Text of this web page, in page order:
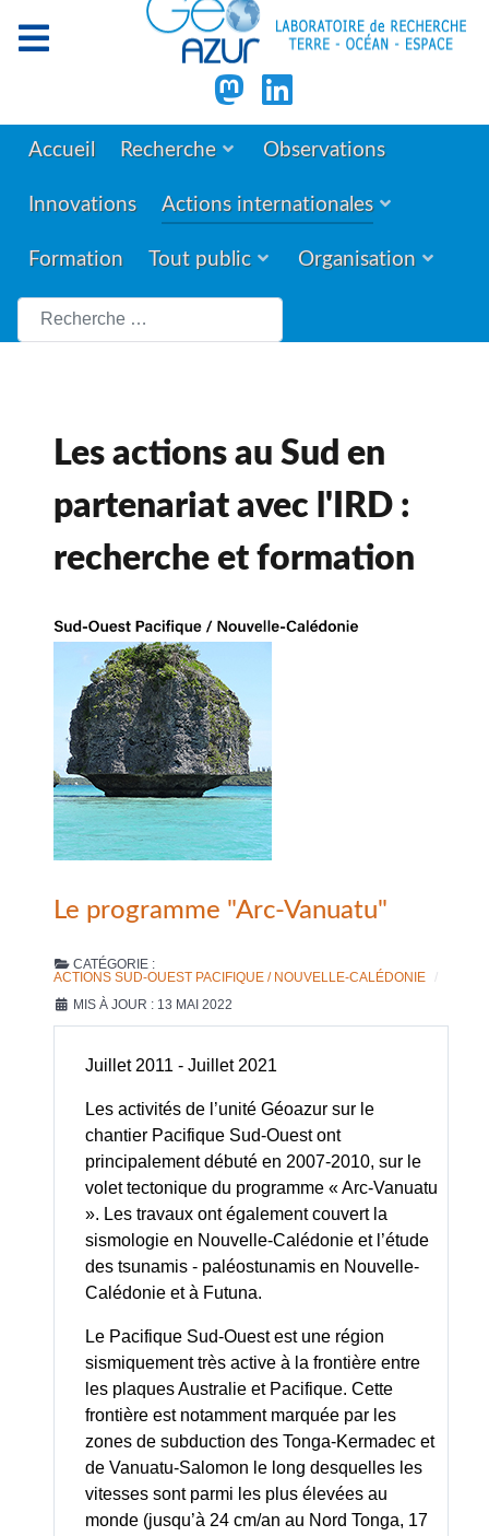
Accueil Recherche Observations
Innovations Actions internationales
Formation Tout public Organisation
Rechercher
Les actions au Sud en
partenariat avec l'IRD :
recherche et formation
Le programme "Arc-Vanuatu"
CATÉGORIE :
ACTIONS SUD-OUEST PACIFIQUE / NOUVELLE-CALÉDONIE
MIS À JOUR : 13 MAI 2022
Juillet 2011 - Juillet 2021
Les activités de l’unité Géoazur sur le
chantier Pacifique Sud-Ouest ont
principalement débuté en 2007-2010, sur le
volet tectonique du programme « Arc-Vanuatu
». Les travaux ont également couvert la
sismologie en Nouvelle-Calédonie et l’étude
des tsunamis - paléostunamis en Nouvelle-
Calédonie et à Futuna.
Le Pacifique Sud-Ouest est une région
sismiquement très active à la frontière entre
les plaques Australie et Pacifique. Cette
frontière est notamment marquée par les
zones de subduction des Tonga-Kermadec et
de Vanuatu-Salomon le long desquelles les
vitesses sont parmi les plus élevées au
monde (jusqu’à 24 cm/an au Nord Tonga, 17